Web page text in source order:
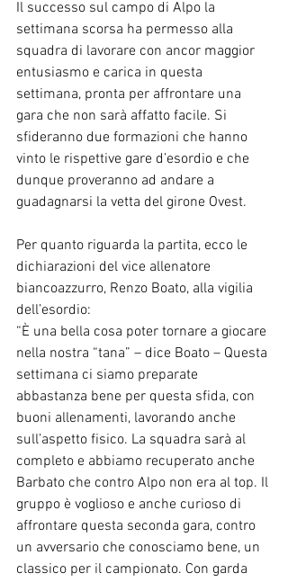
Il successo sul campo di Alpo la
settimana scorsa ha permesso alla
squadra di lavorare con ancor maggior
entusiasmo e carica in questa
settimana, pronta per affrontare una
gara che non sarà affatto facile. Si
sfideranno due formazioni che hanno
vinto le rispettive gare d’esordio e che
dunque proveranno ad andare a
guadagnarsi la vetta del girone Ovest.
Per quanto riguarda la partita, ecco le
dichiarazioni del vice allenatore
biancoazzurro, Renzo Boato, alla vigilia
dell’esordio:
“È una bella cosa poter tornare a giocare
nella nostra “tana” – dice Boato – Questa
settimana ci siamo preparate
abbastanza bene per questa sfida, con
buoni allenamenti, lavorando anche
sull’aspetto fisico. La squadra sarà al
completo e abbiamo recuperato anche
Barbato che contro Alpo non era al top. Il
gruppo è voglioso e anche curioso di
affrontare questa seconda gara, contro
un avversario che conosciamo bene, un
classico per il campionato. Con garda